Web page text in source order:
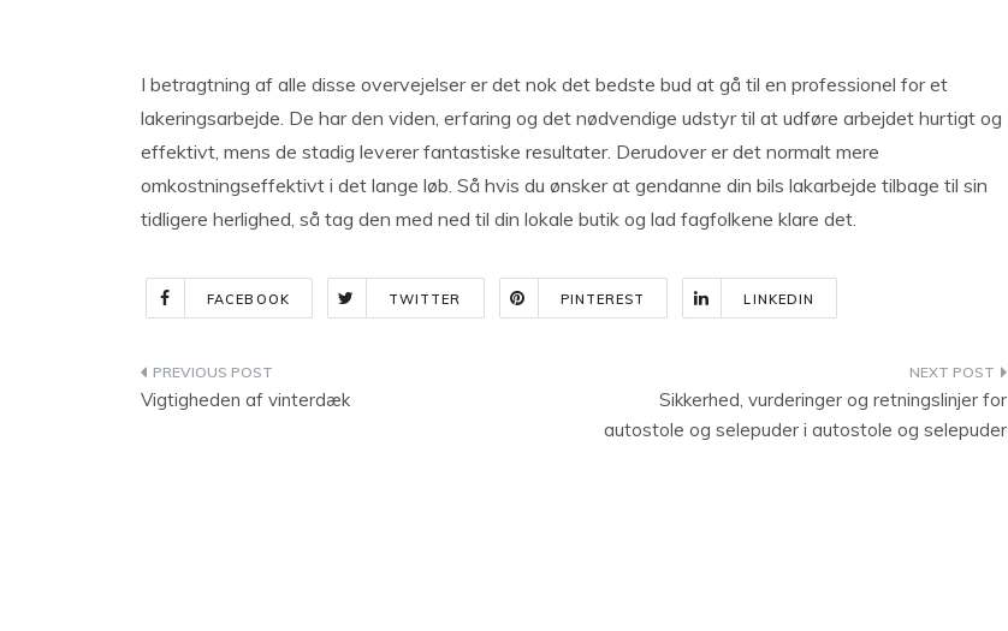
I betragtning af alle disse overvejelser er det nok det bedste bud at gå til en professionel for et
lakeringsarbejde. De har den viden, erfaring og det nødvendige udstyr til at udføre arbejdet hurtigt og
effektivt, mens de stadig leverer fantastiske resultater. Derudover er det normalt mere
omkostningseffektivt i det lange løb. Så hvis du ønsker at gendanne din bils lakarbejde tilbage til sin
tidligere herlighed, så tag den med ned til din lokale butik og lad fagfolkene klare det.
FACEBOOK TWITTER PINTEREST LINKEDIN
Indlægsnavigation
Vigtigheden af vinterdæk
Sikkerhed, vurderinger og retningslinjer for
autostole og selepuder i autostole og selepuder